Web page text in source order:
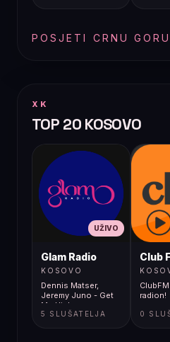
POSJETI CRNU GORU
XK
TOP 20 KOSOVO
UŽIVO
Glam Radio
KOSOVO
Dennis Matser,
Jeremy Juno - Get
Me High
5 SLUŠATELJA
Club
radion!
0